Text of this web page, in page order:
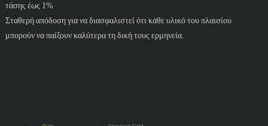
τάσης έως 1%
Σταθερή απόδοση για να διασφαλιστεί ότι κάθε υλικό του πλαισίου
μπορούν να παίξουν καλύτερα τη δική τους ερμηνεία.